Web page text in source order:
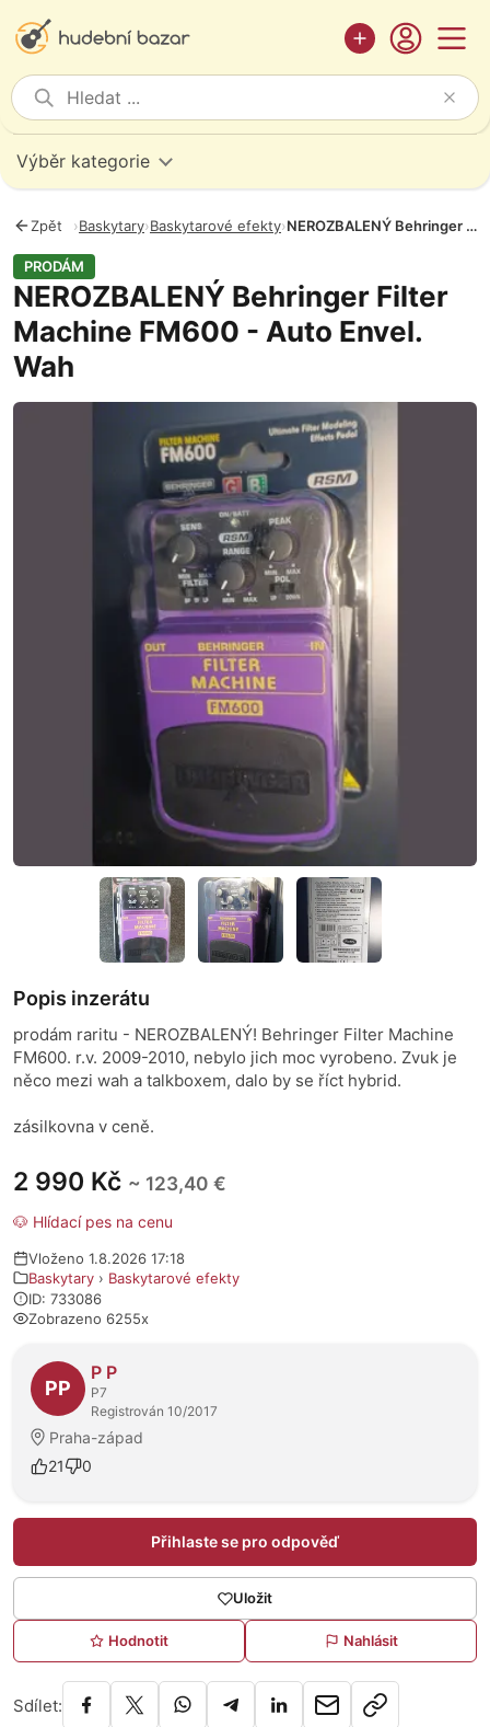
Výběr kategorie
Zpět ›Baskytary›Baskytarové efekty› NEROZBALENÝ Behringer Filter Machine FM600 - Auto Envel. Wah
PRODÁM
NEROZBALENÝ Behringer Filter
Machine FM600 - Auto Envel.
Wah
Fotografie
2 990 Kč ~ 123,40 €
🐶 Hlídací pes na cenu
Vloženo 1.8.2026 17:18
Baskytary › Baskytarové efekty
ID: 733086
Zobrazeno 6255x
O prodejci
PP
P P
P7
Registrován 10/2017
Praha-západ
21
0
Přihlaste se pro odpověď
Uložit
Hodnotit Nahlásit
Sdílet:
Popis inzerátu
prodám raritu - NEROZBALENÝ! Behringer Filter Machine
FM600. r.v. 2009-2010, nebylo jich moc vyrobeno. Zvuk je
něco mezi wah a talkboxem, dalo by se říct hybrid.
zásilkovna v ceně.